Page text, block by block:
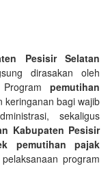
Pesisir Selatan
dirasakan oleh
pemutihan
keringanan bagi wajib
sekaligus
Kabupaten Pesisir
pemutihan pajak
program